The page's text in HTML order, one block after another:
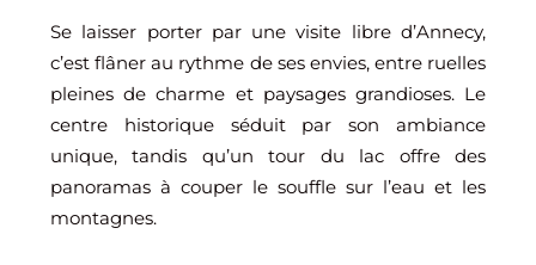
Se laisser porter par une visite libre d’Annecy,
c’est flâner au rythme de ses envies, entre ruelles
pleines de charme et paysages grandioses. Le
centre historique séduit par son ambiance
unique, tandis qu’un tour du lac offre des
panoramas à couper le souffle sur l’eau et les
montagnes.